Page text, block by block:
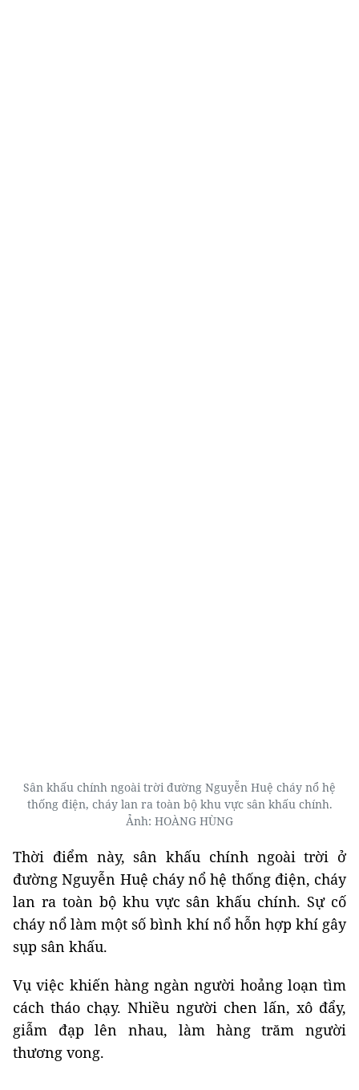
Sân khấu chính ngoài trời đường Nguyễn Huệ cháy nổ hệ
thống điện, cháy lan ra toàn bộ khu vực sân khấu chính.
Ảnh: HOÀNG HÙNG
Thời điểm này, sân khấu chính ngoài trời ở
đường Nguyễn Huệ cháy nổ hệ thống điện, cháy
lan ra toàn bộ khu vực sân khấu chính. Sự cố
cháy nổ làm một số bình khí nổ hỗn hợp khí gây
sụp sân khấu.
Vụ việc khiến hàng ngàn người hoảng loạn tìm
cách tháo chạy. Nhiều người chen lấn, xô đẩy,
giẫm đạp lên nhau, làm hàng trăm người
thương vong.